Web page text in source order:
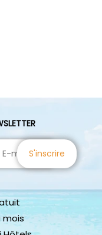
S'inscrire
mois